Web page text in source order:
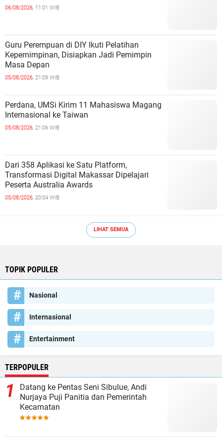
06/08/2026, 11:01 WIB
Guru Perempuan di DIY Ikuti Pelatihan
Kepemimpinan, Disiapkan Jadi Pemimpin
Masa Depan
05/08/2026, 21:09 WIB
Perdana, UMSi Kirim 11 Mahasiswa Magang
Internasional ke Taiwan
05/08/2026, 21:06 WIB
Dari 358 Aplikasi ke Satu Platform,
Transformasi Digital Makassar Dipelajari
Peserta Australia Awards
05/08/2026, 20:04 WIB
LIHAT SEMUA
TOPIK POPULER
Nasional
Internasional
Entertainment
TERPOPULER
Datang ke Pentas Seni Sibulue, Andi
Nurjaya Puji Panitia dan Pemerintah
Kecamatan